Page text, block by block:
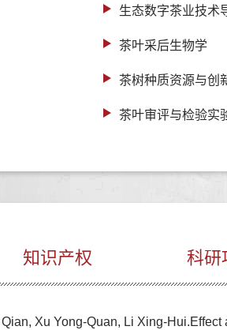
生态数字茶业技术
茶叶采后生物学
茶树种质资源与创
茶叶审评与检验实
知识产权 科研
Xu Yong-Quan, Li Xing-